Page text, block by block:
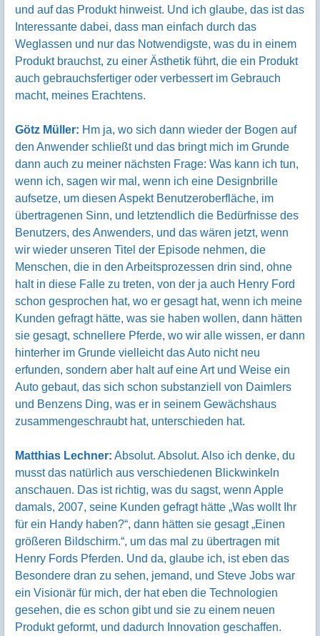
und auf das Produkt hinweist. Und ich glaube, das ist das
Interessante dabei, dass man einfach durch das
Weglassen und nur das Notwendigste, was du in einem
Produkt brauchst, zu einer Ästhetik führt, die ein Produkt
auch gebrauchsfertiger oder verbessert im Gebrauch
macht, meines Erachtens.
Götz Müller: Hm ja, wo sich dann wieder der Bogen auf
den Anwender schließt und das bringt mich im Grunde
dann auch zu meiner nächsten Frage: Was kann ich tun,
wenn ich, sagen wir mal, wenn ich eine Designbrille
aufsetze, um diesen Aspekt Benutzeroberfläche, im
übertragenen Sinn, und letztendlich die Bedürfnisse des
Benutzers, des Anwenders, und das wären jetzt, wenn
wir wieder unseren Titel der Episode nehmen, die
Menschen, die in den Arbeitsprozessen drin sind, ohne
halt in diese Falle zu treten, von der ja auch Henry Ford
schon gesprochen hat, wo er gesagt hat, wenn ich meine
Kunden gefragt hätte, was sie haben wollen, dann hätten
sie gesagt, schnellere Pferde, wo wir alle wissen, er dann
hinterher im Grunde vielleicht das Auto nicht neu
erfunden, sondern aber halt auf eine Art und Weise ein
Auto gebaut, das sich schon substanziell von Daimlers
und Benzens Ding, was er in seinem Gewächshaus
zusammengeschraubt hat, unterschieden hat.
Matthias Lechner: Absolut. Absolut. Also ich denke, du
musst das natürlich aus verschiedenen Blickwinkeln
anschauen. Das ist richtig, was du sagst, wenn Apple
damals, 2007, seine Kunden gefragt hätte „Was wollt Ihr
für ein Handy haben?“, dann hätten sie gesagt „Einen
größeren Bildschirm.“, um das mal zu übertragen mit
Henry Fords Pferden. Und da, glaube ich, ist eben das
Besondere dran zu sehen, jemand, und Steve Jobs war
ein Visionär für mich, der hat eben die Technologien
gesehen, die es schon gibt und sie zu einem neuen
Produkt geformt, und dadurch Innovation geschaffen.